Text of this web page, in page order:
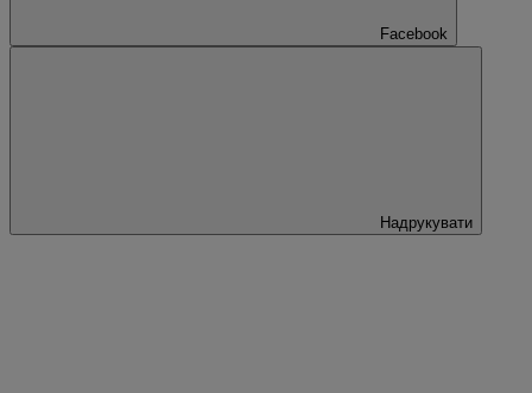
Facebook
Надрукувати